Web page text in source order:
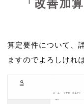
「改善加
算定要件について、
ますのでよろしけれ